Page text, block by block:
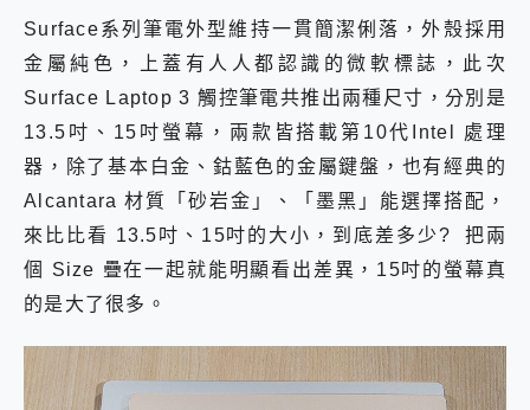
Surface系列筆電外型維持一貫簡潔俐落，外殼採用
金屬純色，上蓋有人人都認識的微軟標誌，此次
Surface Laptop 3 觸控筆電共推出兩種尺寸，分別是
13.5吋、15吋螢幕，兩款皆搭載第10代Intel 處理
器， 除了基本白金、鈷藍色的金屬鍵盤，也有經典的
Alcantara 材質「砂岩金」、「墨黑」能選擇搭配，
來比比看 13.5吋、15吋的大小，到底差多少? 把兩
個 Size 疊在一起就能明顯看出差異，15吋的螢幕真
的是大了很多。